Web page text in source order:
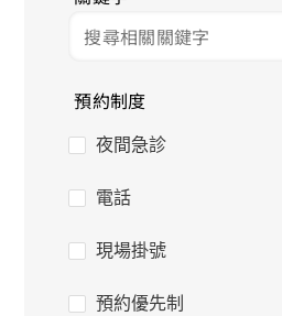
預約制度
夜間急診
電話
現場掛號
預約優先制